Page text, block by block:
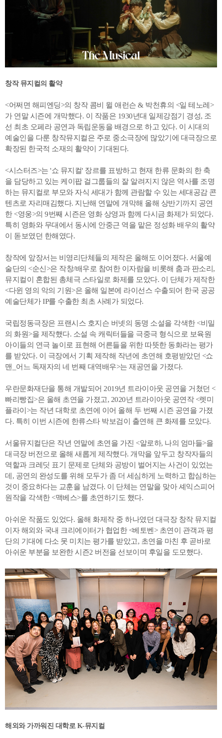
창작 뮤지컬의 활약
<어쩌면 해피엔딩>의 창작 콤비 윌 애런슨 & 박천휴의 <일 테노레>
가 연말 시즌에 개막했다. 이 작품은 1930년대 일제강점기 경성, 조
선 최초 오페라 공연과 독립운동을 배경으로 하고 있다. 이 시대의
예술인을 다룬 창작뮤지컬은 주로 중소극장에 많았기에 대극장으로
확장된 한국적 소재의 활약이 기대된다.
<시스터즈>는 '쇼 뮤지컬' 장르를 표방하고 현재 한류 문화의 한 축
을 담당하고 있는 케이팝 걸그룹들의 잘 알려지지 않은 역사를 조명
하는 뮤지컬로 부모와 자식 세대가 함께 관람할 수 있는 세대공감 콘
텐츠로 자리매김했다. 지난해 연말에 개막해 올해 상반기까지 공연
한 <영웅>의 9번째 시즌은 영화 상영과 함께 다시금 화제가 되었다.
특히 영화와 무대에서 동시에 안중근 역을 맡은 정성화 배우의 활약
이 돋보였던 한해였다.
창작에 앞장서는 비영리단체들의 제작은 올해도 이어졌다. 서울예
술단의 <순신>은 작창/배우로 참여한 이자람을 비롯해 춤과 판소리,
뮤지컬이 혼합된 총체극 스타일로 화제를 모았다. 이 단체가 제작한
<다윈 영의 악의 기원>은 올해 일본에 라이선스 수출되어 한국 공공
예술단체가 IP를 수출한 최초 사례가 되었다.
국립정동극장은 프랜시스 호지슨 버넷의 동명 소설을 각색한 <비밀
의 화원>을 제작했다. 소설 속 캐릭터들을 극중극 형식으로 보육원
아이들의 연극 놀이로 표현해 어른들을 위한 따뜻한 동화라는 평가
를 받았다. 이 극장에서 기획 제작해 작년에 초연해 호평받았던 <쇼
맨_어느 독재자의 네 번째 대역배우>는 재공연을 가졌다.
우란문화재단을 통해 개발되어 2019년 트라이아웃 공연을 거쳤던 <
빠리빵집>은 올해 초연을 가졌고, 2020년 트라이아웃 공연작 <렛미
플라이>는 작년 대학로 초연에 이어 올해 두 번째 시즌 공연을 가졌
다. 특히 이번 시즌에 한류스타 박보검이 출연해 큰 화제를 모았다.
서울뮤지컬단은 작년 연말에 초연을 가진 <알로하, 나의 엄마들>을
대극장 버전으로 올해 새롭게 제작했다. 개막을 앞두고 창작자들의
역할과 크레딧 표기 문제로 단체와 공방이 벌어지는 사건이 있었는
데, 공연의 완성도를 위해 모두가 좀 더 세심하게 노력하고 합심하는
것이 중요하다는 교훈을 남겼다. 이 단체는 연말을 맞아 셰익스피어
원작을 각색한 <맥베스>를 초연하기도 했다.
아쉬운 작품도 있었다. 올해 화제작 중 하나였던 대극장 창작 뮤지컬
이자 해외와 국내 크리에이터가 협업한 <베토벤> 초연이 관객과 평
단의 기대에 다소 못 미치는 평가를 받았고, 초연을 마친 후 곧바로
아쉬운 부분을 보완한 시즌2 버전을 선보이며 후일을 도모했다.
해외와 가까워진 대학로 K-뮤지컬